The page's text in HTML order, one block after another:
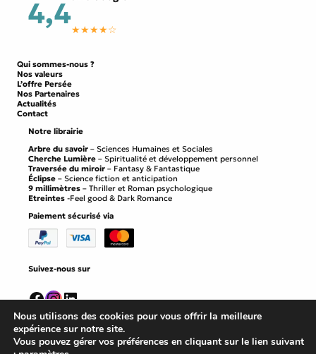
4,4★★★★☆
Qui sommes-nous ?
Nos valeurs
L’offre Persée
Nos Partenaires
Actualités
Contact
Notre librairie
Arbre du savoir – Sciences Humaines et Sociales
Cherche Lumière – Spiritualité et développement personnel
Traversée du miroir – Fantasy & Fantastique
Éclipse – Science fiction et anticipation
9 millimètres – Thriller et Roman psychologique
Etreintes -Feel good & Dark Romance
Paiement sécurisé via
Suivez-nous sur
Facebook
Instagram
LinkedIn
Nous utilisons des cookies pour vous offrir la meilleure
expérience sur notre site.
Vous pouvez gérer vos préférences en cliquant sur le lien suivant